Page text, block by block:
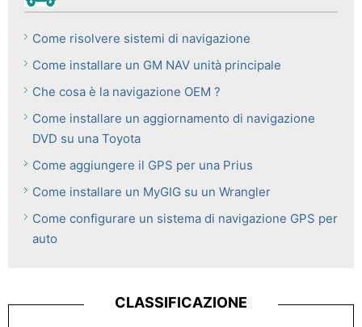
Come risolvere sistemi di navigazione
Come installare un GM NAV unità principale
Che cosa è la navigazione OEM ?
Come installare un aggiornamento di navigazione
DVD su una Toyota
Come aggiungere il GPS per una Prius
Come installare un MyGIG su un Wrangler
Come configurare un sistema di navigazione GPS per
auto
CLASSIFICAZIONE